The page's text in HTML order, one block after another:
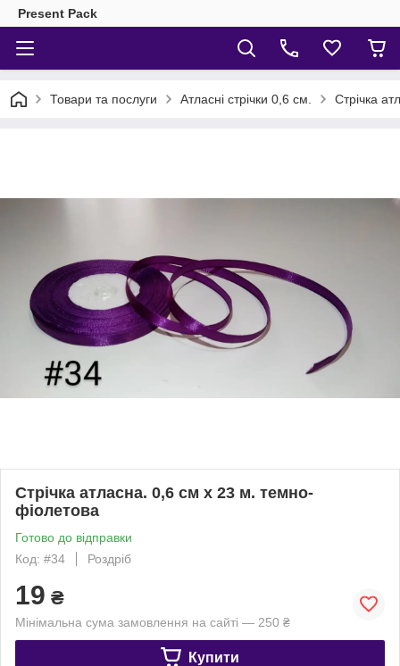
Present Pack
Товари та послуги Атласні стрічки 0,6 см. Стрічка
Стрічка атласна. 0,6 см х 23 м. темно-
фіолетова
Готово до відправки
Код: #34
Роздріб
19 ₴
Мінімальна сума замовлення на сайті — 250 ₴
Купити